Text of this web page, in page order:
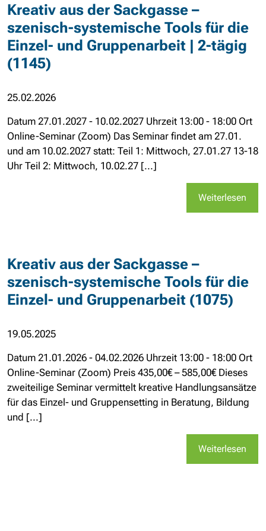
Kreativ aus der Sackgasse –
szenisch-systemische Tools für die
Einzel- und Gruppenarbeit | 2-tägig
(1145)
25.02.2026
Datum 27.01.2027 - 10.02.2027 Uhrzeit 13:00 - 18:00 Ort
Online-Seminar (Zoom) Das Seminar findet am 27.01.
und am 10.02.2027 statt: Teil 1: Mittwoch, 27.01.27 13-18
Uhr Teil 2: Mittwoch, 10.02.27 [...]
Weiterlesen
Kreativ aus der Sackgasse –
szenisch-systemische Tools für die
Einzel- und Gruppenarbeit (1075)
19.05.2025
Datum 21.01.2026 - 04.02.2026 Uhrzeit 13:00 - 18:00 Ort
Online-Seminar (Zoom) Preis 435,00€ – 585,00€ Dieses
zweiteilige Seminar vermittelt kreative Handlungsansätze
für das Einzel- und Gruppensetting in Beratung, Bildung
und [...]
Weiterlesen